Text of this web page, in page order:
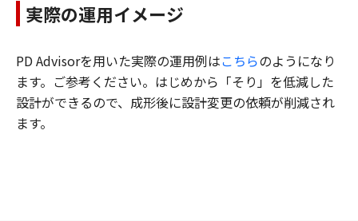
実際の運用イメージ
PD Advisorを用いた実際の運用例はこちらのようになり
ます。ご参考ください。はじめから「そり」を低減した
設計ができるので、成形後に設計変更の依頼が削減され
ます。